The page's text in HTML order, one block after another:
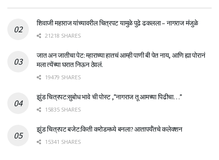
शिवाजी महाराज यांच्यावरील चित्रपट यामुळे पुढे ढकलला – नागराज मंजुळे
21218 SHARES
जात अन जातीचा पेट: म्हाराच्या हातचं आम्ही पाणी बी पेत नाय, आणि ह्या पोरानं
मला त्येंच्या घरात निऊन ठेवलं.
19479 SHARES
झुंड चित्रपट:सुबोध भावे ची पोस्ट ,”नागराज तू आमच्या पिढीचा…”
15835 SHARES
झुंड चित्रपट बजेट:किती करोडमध्ये बनला? आतापर्यँतचे कलेक्शन
15341 SHARES